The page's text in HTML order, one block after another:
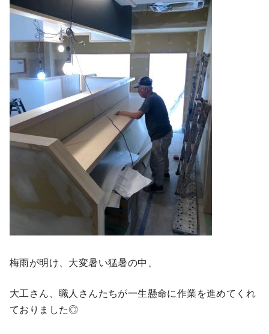
梅雨が明け、大変暑い猛暑の中、
大工さん、職人さんたちが一生懸命に作業を進めてくれ
ておりました◎